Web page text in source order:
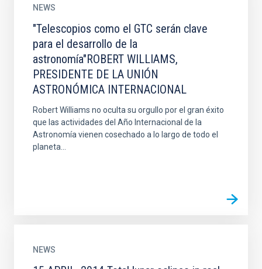
NEWS
"Telescopios como el GTC serán clave
para el desarrollo de la
astronomía"ROBERT WILLIAMS,
PRESIDENTE DE LA UNIÓN
ASTRONÓMICA INTERNACIONAL
Robert Williams no oculta su orgullo por el gran éxito
que las actividades del Año Internacional de la
Astronomía vienen cosechado a lo largo de todo el
planeta...
NEWS